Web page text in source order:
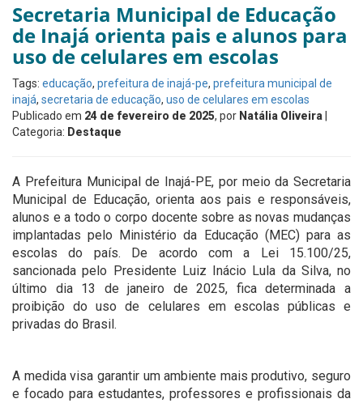
Secretaria Municipal de Educação
de Inajá orienta pais e alunos para
uso de celulares em escolas
Tags: educação, prefeitura de inajá-pe, prefeitura municipal de
inajá, secretaria de educação, uso de celulares em escolas
Publicado em 24 de fevereiro de 2025, por Natália Oliveira
Categoria: Destaque
A Prefeitura Municipal de Inajá-PE, por meio da Secretaria
Municipal de Educação, orienta aos pais e responsáveis,
alunos e a todo o corpo docente sobre as novas mudanças
implantadas pelo Ministério da Educação (MEC) para as
escolas do país. De acordo com a Lei 15.100/25,
sancionada pelo Presidente Luiz Inácio Lula da Silva, no
último dia 13 de janeiro de 2025, fica determinada a
proibição do uso de celulares em escolas públicas e
privadas do Brasil.
A medida visa garantir um ambiente mais produtivo, seguro
e focado para estudantes, professores e profissionais da